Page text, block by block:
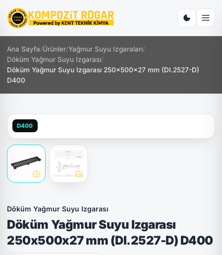
Ana Sayfa/Ürünler/Yağmur Suyu Izgaraları/
Döküm Yağmur Suyu Izgarası/
Döküm Yağmur Suyu Izgarası 250x500x27 mm (DI.2527-D)
D400
D400
Döküm Yağmur Suyu Izgarası
Döküm Yağmur Suyu Izgarası
250x500x27 mm (DI.2527-D) D400